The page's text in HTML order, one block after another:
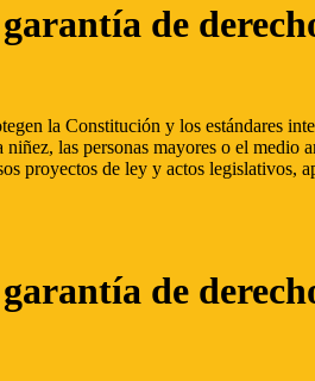
de
la Constitución y los estándares
las personas mayores o el medio
proyectos de ley y actos legislativos,
de